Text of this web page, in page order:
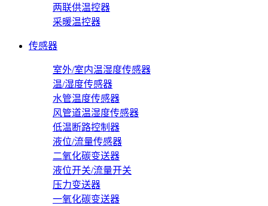
两联供温控器
采暖温控器
传感器
室外/室内温湿度传感器
温/湿度传感器
水管温度传感器
风管道温湿度传感器
低温断路控制器
液位/流量传感器
二氧化碳变送器
液位开关/流量开关
压力变送器
一氧化碳变送器